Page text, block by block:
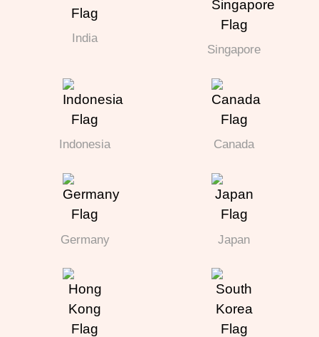
India
Singapore
Indonesia Canada
Germany Japan